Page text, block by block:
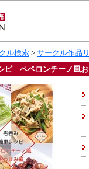
ル検索 > サークル作品
ピ ペペロンチーノ風